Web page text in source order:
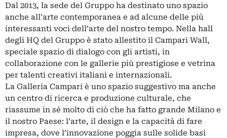
Dal 2013, la sede del Gruppo ha destinato uno spazio
anche all’arte contemporanea e ad alcune delle più
interessanti voci dell’arte del nostro tempo. Nella hall
degli HQ del Gruppo è stato allestito il Campari Wall,
speciale spazio di dialogo con gli artisti, in
collaborazione con le gallerie più prestigiose e vetrina
per talenti creativi italiani e internazionali.
La Galleria Campari è uno spazio suggestivo ma anche
un centro di ricerca e produzione culturale, che
riassume in sé molto di ciò che ha fatto grande Milano e
il nostro Paese: l’arte, il design e la capacità di fare
impresa, dove l’innovazione poggia sulle solide basi